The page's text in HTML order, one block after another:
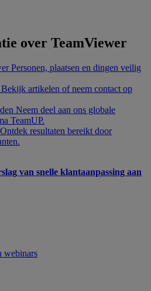
over TeamViewer
Personen, plaatsen en dingen veilig
Bekijk artikelen of neem contact op
Neem deel aan ons globale
TeamUP.
Ontdek resultaten bereikt door
van snelle klantaanpassing aan
webinars